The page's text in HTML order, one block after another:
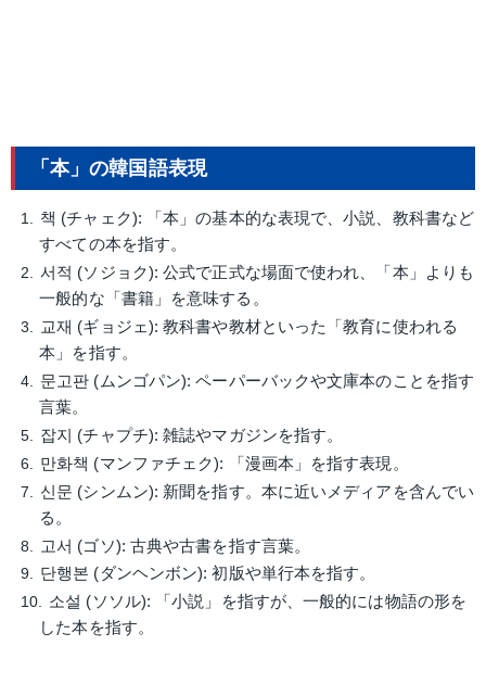
「本」の韓国語表現
책 (チャェク): 「本」の基本的な表現で、小説、教科書など
すべての本を指す。
서적 (ソジョク): 公式で正式な場面で使われ、「本」よりも
一般的な「書籍」を意味する。
교재 (ギョジェ): 教科書や教材といった「教育に使われる
本」を指す。
문고판 (ムンゴパン): ペーパーバックや文庫本のことを指す
言葉。
잡지 (チャプチ): 雑誌やマガジンを指す。
만화책 (マンファチェク): 「漫画本」を指す表現。
신문 (シンムン): 新聞を指す。本に近いメディアを含んでい
る。
고서 (ゴソ): 古典や古書を指す言葉。
단행본 (ダンヘンボン): 初版や単行本を指す。
소설 (ソソル): 「小説」を指すが、一般的には物語の形を
した本を指す。